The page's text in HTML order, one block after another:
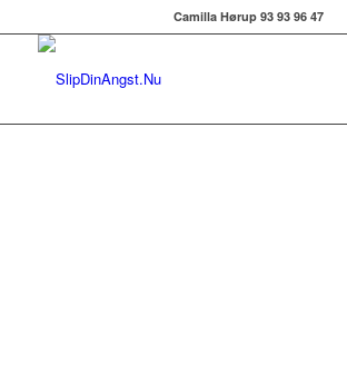
Camilla Hørup 93 93 96 47